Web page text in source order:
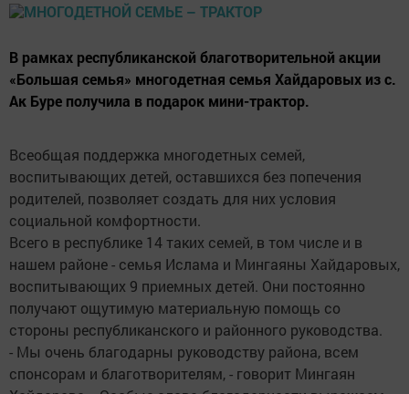
В рамках республиканской благотворительной акции
«Большая семья» многодетная семья Хайдаровых из с.
Ак Буре получила в подарок мини-трактор.
Всеобщая поддержка многодетных семей,
воспитывающих детей, оставшихся без попечения
родителей, позволяет создать для них условия
социальной комфортности.
Всего в республике 14 таких семей, в том числе и в
нашем районе - семья Ислама и Мингаяны Хайдаровых,
воспитывающих 9 приемных детей. Они постоянно
получают ощутимую материальную помощь со
стороны республиканского и районного руководства.
- Мы очень благодарны руководству района, всем
спонсорам и благотворителям, - говорит Мингаян